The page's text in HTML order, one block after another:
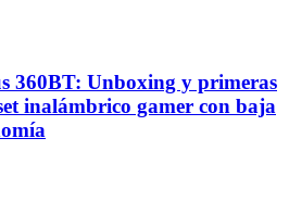
360BT: Unboxing y primeras
inalámbrico gamer con baja